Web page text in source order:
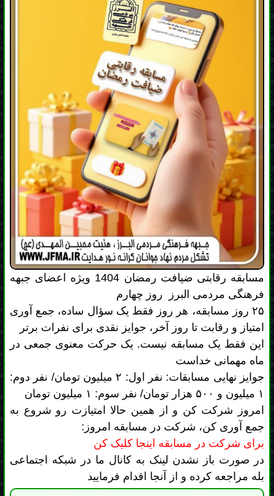
مسابقه رقابتی ضیافت رمضان 1404 ویژه اعضای جبهه
فرهنگی مردمی البرز روز چهارم
۲۵ روز مسابقه، هر روز فقط یک سؤال ساده، جمع آوری
امتیاز و رقابت تا روز آخر، جوایز نقدی برای نفرات برتر
این فقط یک مسابقه نیست. یک حرکت معنوی جمعی در
ماه مهمانی خداست
جوایز نهایی مسابقات: نفر اول: ۲ میلیون تومان/ نفر دوم:
۱ میلیون و ۵۰۰ هزار تومان/ نفر سوم: ۱ میلیون تومان
امروز شرکت کن و از همین حالا امتیازت رو شروع به
جمع آوری کن، شرکت در مسابقه امروز:
برای شرکت در مسابقه اینجا کلیک کن
در صورت باز نشدن لینک به کانال ما در شبکه اجتماعی
بله مراجعه کرده و از آنجا اقدام فرمایید
تعداد بازدید: 38 نفر - زمان ارسال: جمعه 08 اسفند 1404 ساعت:
11:49
ثبت نظر: 0 نظر ثبت
شده
نفر)